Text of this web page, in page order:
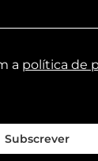
a política de
Subscrever